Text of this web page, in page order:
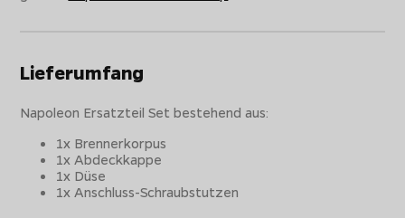
Lieferumfang
Napoleon Ersatzteil Set bestehend aus:
1x Brennerkorpus
1x Abdeckkappe
1x Düse
1x Anschluss-Schraubstutzen